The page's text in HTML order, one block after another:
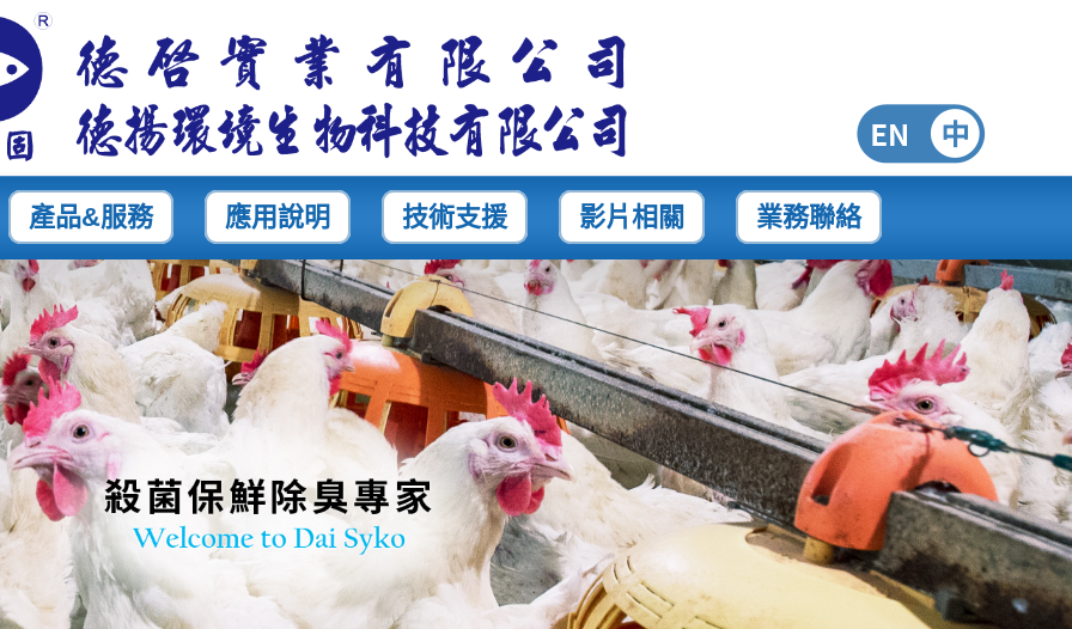
產品&服務 應用說明 技術支援 影片相關 業務聯絡